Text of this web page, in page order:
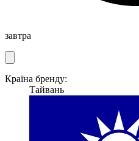
завтра
Країна бренду:
Тайвань